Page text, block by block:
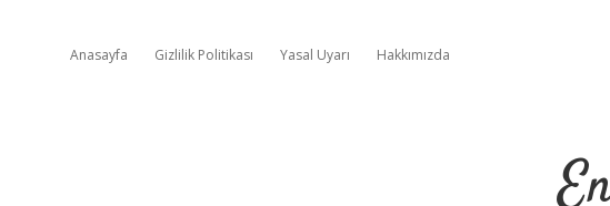
Anasayfa Gizlilik Politikası Yasal Uyarı Hakkımızda